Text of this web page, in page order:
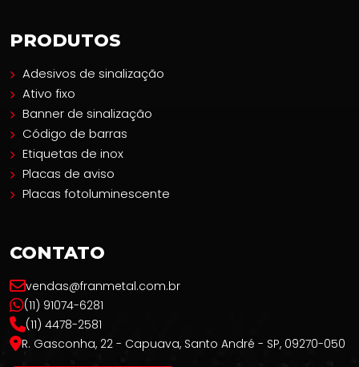
PRODUTOS
Adesivos de sinalização
Ativo fixo
Banner de sinalização
Código de barras
Etiquetas de inox
Placas de aviso
Placas fotoluminescente
CONTATO
vendas@franmetal.com.br
(11) 91074-6281
(11) 4478-2581
R. Gasconha, 22 - Capuava, Santo André - SP, 09270-050